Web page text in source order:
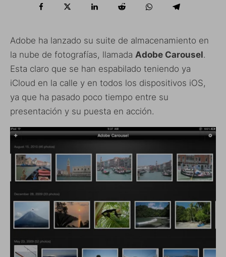
Adobe ha lanzado su suite de almacenamiento en
la nube de fotografías, llamada Adobe Carousel.
Esta claro que se han espabilado teniendo ya
iCloud en la calle y en todos los dispositivos iOS,
ya que ha pasado poco tiempo entre su
presentación y su puesta en acción.